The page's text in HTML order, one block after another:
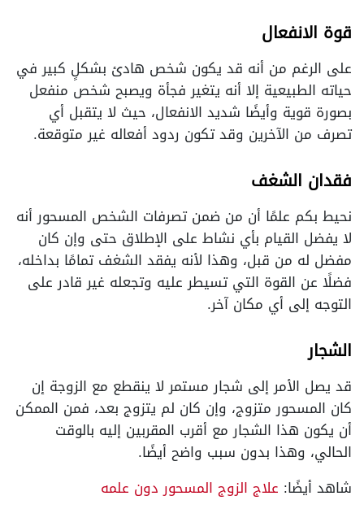
قوة الانفعال
على الرغم من أنه قد يكون شخص هادئ بشكلٍ كبير في
حياته الطبيعية إلا أنه يتغير فجأة ويصبح شخص منفعل
بصورة قوية وأيضًا شديد الانفعال، حيث لا يتقبل أي
تصرف من الآخرين وقد تكون ردود أفعاله غير متوقعة.
فقدان الشغف
نحيط بكم علمًا أن من ضمن تصرفات الشخص المسحور أنه
لا يفضل القيام بأي نشاط على الإطلاق حتى وإن كان
مفضل له من قبل، وهذا لأنه يفقد الشغف تمامًا بداخله،
فضلًا عن القوة التي تسيطر عليه وتجعله غير قادر على
التوجه إلى أي مكان آخر.
الشجار
قد يصل الأمر إلى شجار مستمر لا ينقطع مع الزوجة إن
كان المسحور متزوج، وإن كان لم يتزوج بعد، فمن الممكن
أن يكون هذا الشجار مع أقرب المقربين إليه بالوقت
الحالي، وهذا بدون سبب واضح أيضًا.
شاهد أيضًا: علاج الزوج المسحور دون علمه